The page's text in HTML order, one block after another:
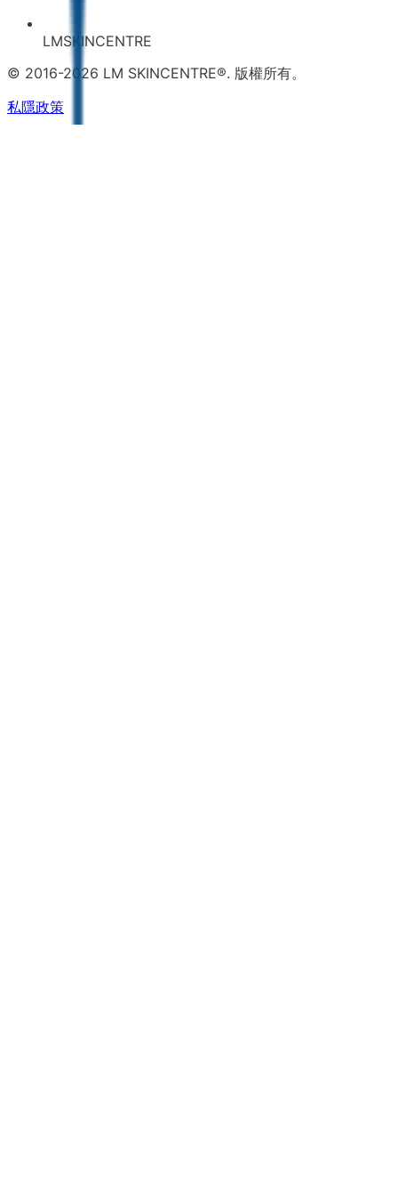
LMSKINCENTRE
© 2016-2026 LM SKINCENTRE®. 版權所有。
私隱政策